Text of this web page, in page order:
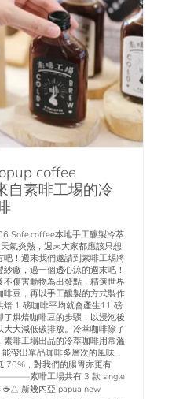
coffee
自素啡工埸的冷
Sofe.coffee本地手工釀製冷萃
氣炎熱，週末大家都應該只想
吧！週末我們邀請到素啡工埸將
廠，過一個透心涼的週末吧！
不傷害動物為出發點，精選世界
啡豆，再以手工釀製的方式製作
焙 1 磅咖啡平均就會產生11 磅
了烘焙咖啡豆的步驟，以浸泡後
大大減低碳排放。冷萃咖啡除了
素啡工場出品的冷萃咖啡用常溫
帶出單品咖啡多層次的風味，
70%，對我們的腸胃亦更有
素啡工場共有 3 款 single
☕️△ 新幾內亞 papua new